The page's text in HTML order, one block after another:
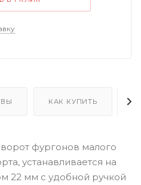
КАК КУПИТЬ
фургонов малого
устанавливается на
22 мм с удобной ручкой